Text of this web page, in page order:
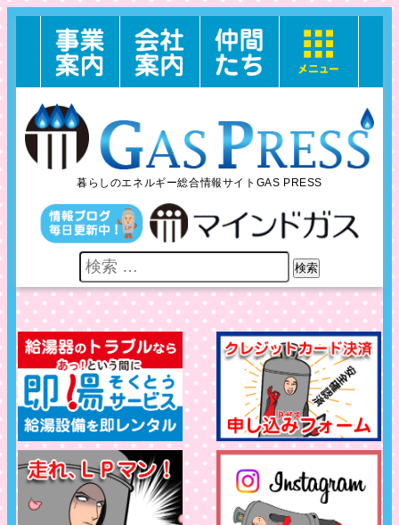
暮らしのエネルギー総合情報サイトGAS PRESS
検索